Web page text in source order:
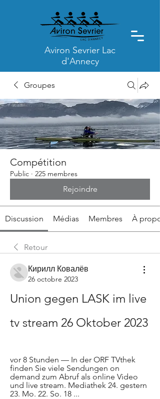
Aviron Sevrier Lac
d'Annecy
Groupes
Compétition
Public · 225 membres
Rejoindre
Discussion Médias Membres À
Retour
Кирилл Ковалёв
26 octobre 2023
Union gegen LASK im live
tv stream 26 Oktober 2023
vor 8 Stunden — In der ORF TVthek
finden Sie viele Sendungen on
demand zum Abruf als online Video
und live stream. Mediathek 24. gestern
23. Mo. 22. So. 18 ...